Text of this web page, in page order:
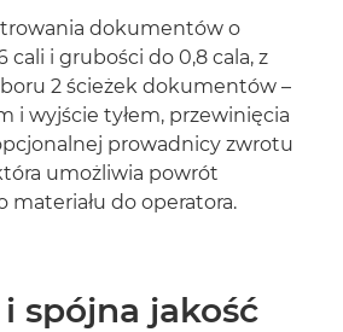
dokumentów o
cali i grubości do 0,8 cala, z
2 ścieżek dokumentów –
i wyjście tyłem, przewinięcia
prowadnicy zwrotu
umożliwia powrót
materiału do operatora.
spójna jakość